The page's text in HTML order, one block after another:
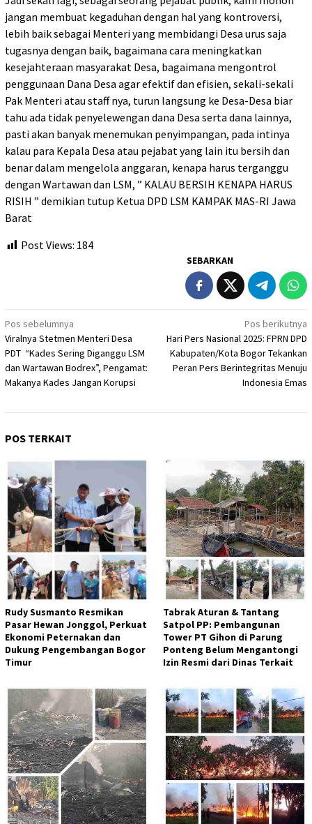
jangan membuat kegaduhan dengan hal yang kontroversi,
lebih baik sebagai Menteri yang membidangi Desa urus saja
tugasnya dengan baik, bagaimana cara meningkatkan
kesejahteraan masyarakat Desa, bagaimana mengontrol
penggunaan Dana Desa agar efektif dan efisien, sekali-sekali
Pak Menteri atau staff nya, turun langsung ke Desa-Desa biar
tahu ada tidak penyelewengan dana Desa serta dana lainnya,
pasti akan banyak menemukan penyimpangan, pada intinya
kalau para Kepala Desa atau pejabat yang lain itu bersih dan
benar dalam mengelola anggaran, kenapa harus terganggu
dengan Wartawan dan LSM, ” KALAU BERSIH KENAPA HARUS
RISIH ” demikian tutup Ketua DPD LSM KAMPAK MAS-RI Jawa
Barat
Post Views: 184
SEBARKAN
Navigasi
pos
Pos sebelumnya
Viralnya Stetmen Menteri Desa
PDT “Kades Sering Diganggu LSM
dan Wartawan Bodrex”, Pengamat:
Makanya Kades Jangan Korupsi
Pos berikutnya
Hari Pers Nasional 2025: FPRN DPD
Kabupaten/Kota Bogor Tekankan
Peran Pers Berintegritas Menuju
Indonesia Emas
POS TERKAIT
Rudy Susmanto Resmikan
Pasar Hewan Jonggol, Perkuat
Ekonomi Peternakan dan
Dukung Pengembangan Bogor
Timur
Tabrak Aturan & Tantang
Satpol PP: Pembangunan
Tower PT Gihon di Parung
Ponteng Belum Mengantongi
Izin Resmi dari Dinas Terkait